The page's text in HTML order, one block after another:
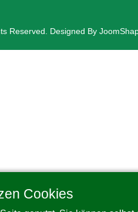
Reserved. Designed By
Cookies